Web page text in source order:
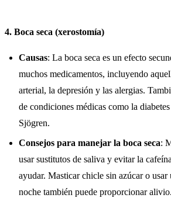
4. Boca seca (xerostomía)
Causas: La boca seca es un efecto
muchos medicamentos, incluyendo
arterial, la depresión y las alergias.
de condiciones médicas como la
Sjögren.
Consejos para manejar la boca seca:
usar sustitutos de saliva y evitar la
ayudar. Masticar chicle sin azúcar o
noche también puede proporcionar alivio.